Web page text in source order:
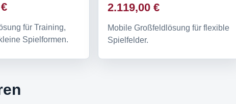
für Training,
Spielformen.
2.119,00 €
Mobile Großfeldlösung für flexible
Spielfelder.